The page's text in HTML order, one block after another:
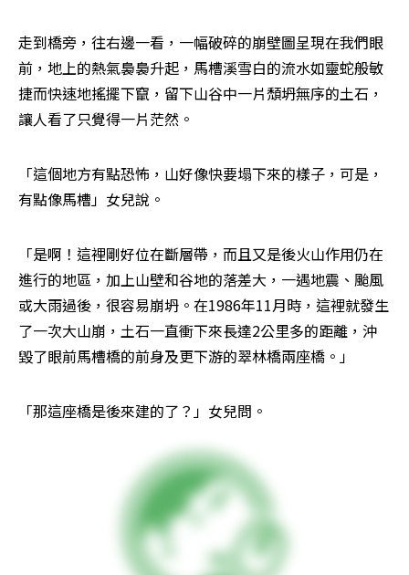
走到橋旁，往右邊一看，一幅破碎的崩壁圖呈現在我們眼
前，地上的熱氣裊裊升起，馬槽溪雪白的流水如靈蛇般敏
捷而快速地搖擺下竄，留下山谷中一片頹坍無序的土石，
讓人看了只覺得一片茫然。
「這個地方有點恐怖，山好像快要塌下來的樣子，可是，
有點像馬槽」女兒說。
「是啊！這裡剛好位在斷層帶，而且又是後火山作用仍在
進行的地區，加上山壁和谷地的落差大，一遇地震、颱風
或大雨過後，很容易崩坍。在1986年11月時，這裡就發生
了一次大山崩，土石一直衝下來長達2公里多的距離，沖
毀了眼前馬槽橋的前身及更下游的翠林橋兩座橋。」
「那這座橋是後來建的了？」女兒問。